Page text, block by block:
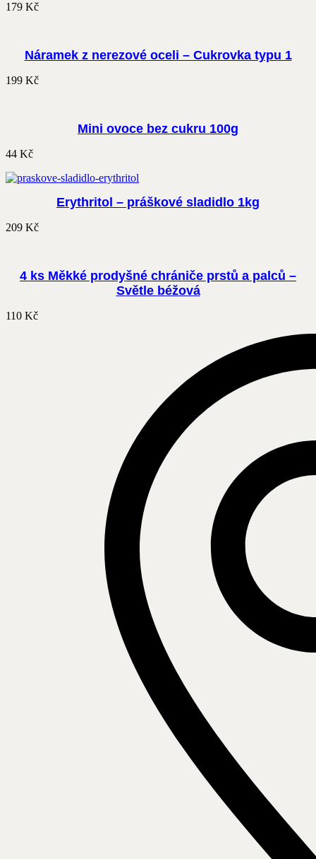
179 Kč
Náramek z nerezové oceli – Cukrovka typu 1
199 Kč
Mini ovoce bez cukru 100g
44 Kč
Erythritol – práškové sladidlo 1kg
209 Kč
4 ks Měkké prodyšné chrániče prstů a palců –
Světle béžová
110 Kč